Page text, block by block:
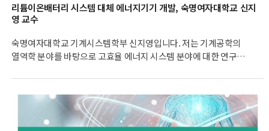
리튬이온배터리 시스템 대체 에너지기기 개발, 숙명여자대학교 신지
영 교수
숙명여자대학교 기계시스템학부 신지영입니다. 저는 기계공학의
열역학 분야를 바탕으로 고효율 에너지 시스템 분야에 대한 연구를
당시에는 고효율 복합발전시스템 관련 연구를 수행하였으며,
학교로 옮긴 이후 고체산화물 연료전지 전극의 재료열역학 분야에서
시작해서 고체산화물 연료전지 시스템과 연료전지의 일종인
금속공기 전지로도 연구 범위를 확대하였습니다.